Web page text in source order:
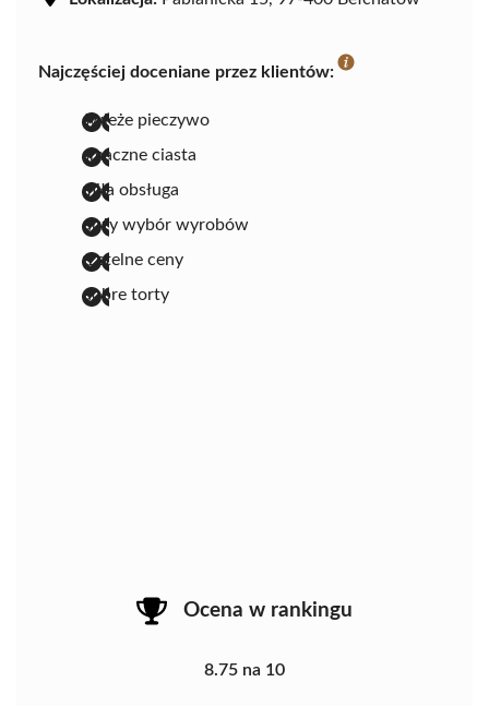
Najczęściej doceniane przez klientów:
świeże pieczywo
smaczne ciasta
miła obsługa
duży wybór wyrobów
rzetelne ceny
dobre torty
Ocena w rankingu
8.75 na 10